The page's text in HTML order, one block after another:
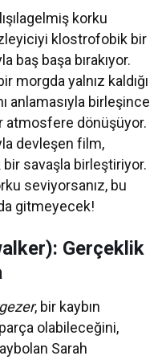
korku
klostrofobik bir
baş başa bırakıyor.
morgda yalnız kaldığı
anlamasıyla birleşince
atmosfere dönüşüyor.
devleşen film,
savaşla birleştiriyor.
seviyorsanız, bu
gitmeyecek!
Gerçeklik
, bir kaybın
olabileceğini,
Sarah